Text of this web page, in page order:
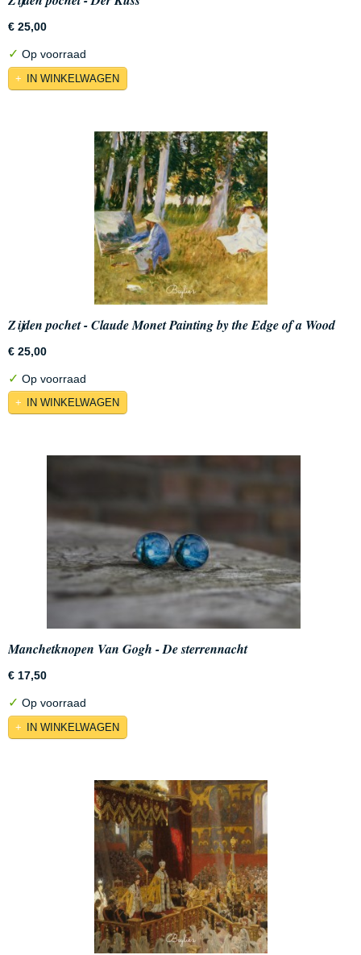
€ 25,00
✓ Op voorraad
IN WINKELWAGEN
Zijden pochet - Claude Monet Painting by the Edge of a Wood
€ 25,00
✓ Op voorraad
IN WINKELWAGEN
Manchetknopen Van Gogh - De sterrennacht
€ 17,50
✓ Op voorraad
IN WINKELWAGEN